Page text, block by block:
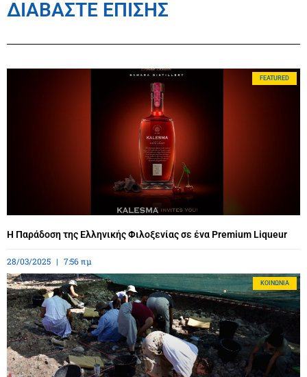
ΔΙΑΒΑΣΤΕ ΕΠΙΣΗΣ
FEATURED
Η Παράδοση της Ελληνικής Φιλοξενίας σε ένα Premium Liqueur
28/03/2025 7:56 πμ
ΚΟΙΝΩΝΊΑ